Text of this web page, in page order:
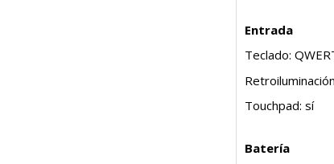
Entrada
Teclado:
Touchpad: sí
Batería